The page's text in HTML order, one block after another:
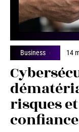
Business 14
risques
confiance